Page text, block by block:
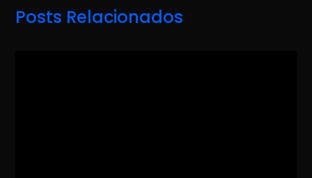
Posts Relacionados